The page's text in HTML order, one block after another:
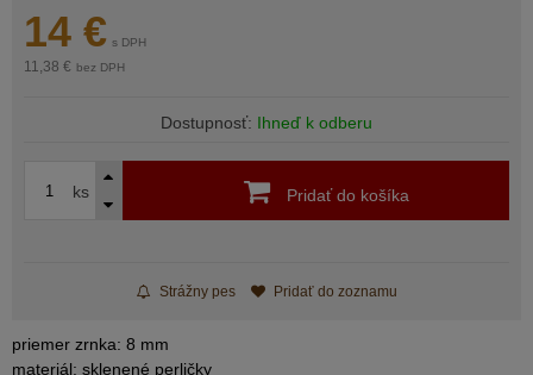
14 € s DPH
11,38 € bez DPH
Dostupnosť: Ihneď k odberu
ks Pridať do košíka
Strážny pes Pridať do zoznamu
priemer zrnka: 8 mm
materiál: sklenené perličky